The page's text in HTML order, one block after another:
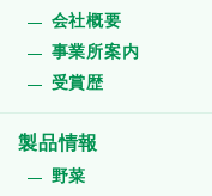
会社概要
事業所案内
受賞歴
製品情報
野菜